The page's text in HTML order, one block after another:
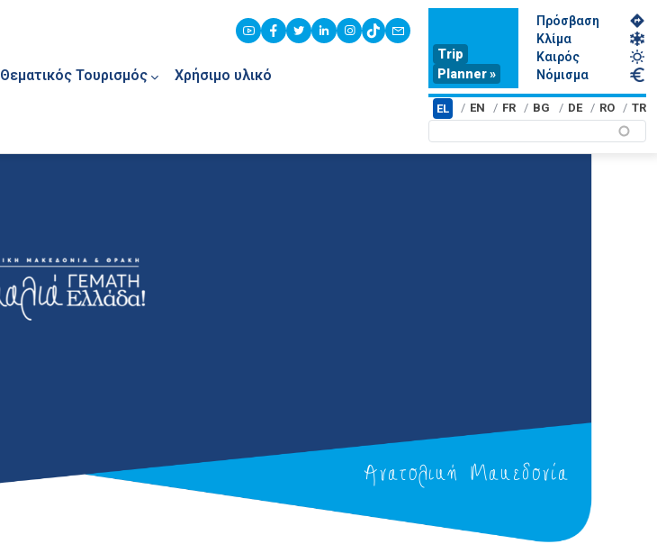
Θεματικός Τουρισμός Χρήσιμο υλικό
youtubefacebook
twitterlinkedininstagram
tiktokcontact
Trip
Planner »
Πρόσβαση
Κλίμα
Καιρός
Νόμισμα
EL EN FR BG DE RO TR
Ανατολική Μακεδονία